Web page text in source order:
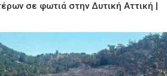
σε φωτιά στην Δυτική Αττική |